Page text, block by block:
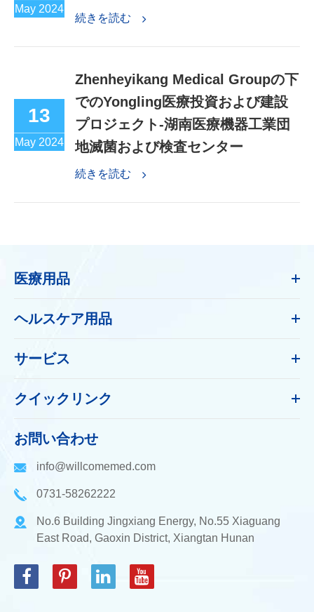
May 2024
続きを読む
13
May 2024
Zhenheyikang Medical Groupの下
でのYongling医療投資および建設
プロジェクト-湖南医療機器工業団
地滅菌および検査センター
続きを読む
医療用品
ヘルスケア用品
サービス
クイックリンク
お問い合わせ
info@willcomemed.com
0731-58262222
No.6 Building Jingxiang Energy, No.55 Xiaguang
East Road, Gaoxin District, Xiangtan Hunan